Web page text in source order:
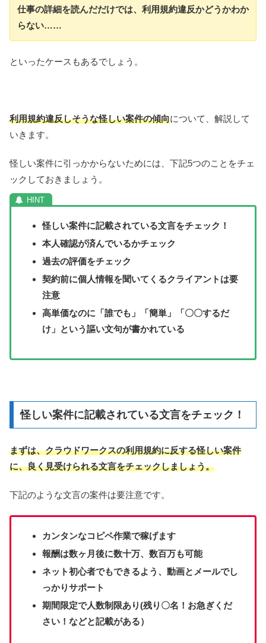
仕事の詳細を読んだだけでは、利用規約違反かどうかわか
らない……
といったケースもあるでしょう。
利用規約違反しそうな怪しい案件の傾向について、解説して
いきます。
怪しい案件に引っかからないためには、下記5つのことをチェ
ックしておきましょう。
怪しい案件に記載されている文言をチェック！
本人確認が済んでいるかチェック
過去の評価をチェック
契約前に個人情報を聞いてくるクライアントは要
注意
高単価なのに「誰でも」「簡単」「〇〇するだ
け」という謳い文句が書かれている
怪しい案件に記載されている文言をチェック！
まずは、クラウドワークスの利用規約に反する怪しい案件
に、良く見受けられる文言をチェックしましょう。
下記のような文言の案件は要注意です。
カンタンなコピペ作業で稼げます
報酬は数ヶ月後に数十万、数百万も可能
ネット初心者でもできるよう、動画とメールでし
っかりサポート
期間限定で人数制限あり(残り〇名！お急ぎくだ
さい！などと記載がある）